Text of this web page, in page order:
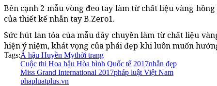
Bên cạnh 2 mẫu vòng đeo tay làm từ chất liệu vàng
của thiết kế nhẫn tay B.Zero1.
Sức hút lan tỏa của mẫu dây chuyền làm từ chất liệu
hiện ý niệm, khát vọng của phái đẹp khi luôn muốn
Tags:Á hậu Huyền Mythời trang
Cuộc thi Hoa hậu Hòa bình Quốc tế 2017nhẫn đẹp
Miss Grand International 2017pháp luật Việt Nam
phapluatplus.vn